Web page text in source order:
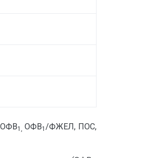
ОФВ1,ОФВ1/ФЖЕЛ, ПОС,